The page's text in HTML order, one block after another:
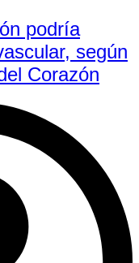
podría
según
Corazón